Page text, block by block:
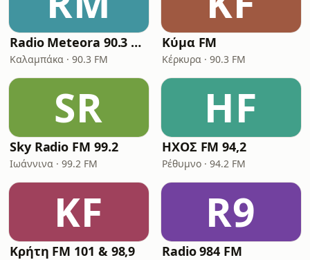
Radio Meteora 90.3 FM
Καλαμπάκα · 90.3 FM
Κύμα FM
Κέρκυρα · 90.3 FM
SR
Sky Radio FM 99.2
Ιωάννινα · 99.2 FM
ΗF
ΗΧΟΣ FM 94,2
Ρέθυμνο · 94.2 FM
ΚF
Κρήτη FM 101 & 98,9
R9
Radio 984 FM